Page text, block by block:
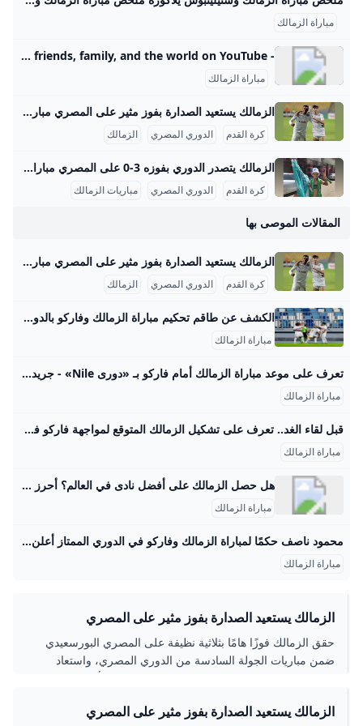
مباراة الزمالك
- YouTube Enjoy the videos and music you love, upload original content, and share it all with friends, family, and the world on YouTube.
مباراة الزمالك
الزمالك يستعيد الصدارة بفوز مثير على المصري مباراة الزمالك أمام المصري البورسعيدي التي أقيمت على ملعب برج العرب بالإسكندرية ضمن الجولة السادسة من الدوري المصري الممتاز كانت مباراة مفصلية وحاسمة في منافسات الدوري هذا الموسم. شهد اللقاء تنافساً قوياً وأداءً فنياً عالياً من الفريقين، حيث دخل الزمالك اللقاء بقوة واضحة، وافتتح التسجيل في الدقيقة 30 عن طريق المهاجم الفلسطيني عدي الدباغ، بعد تلقيه تمريرة عرضية من ناصر ماهر ارتطمت بقدم مدافع المصري قبل أن تسكن الشباك. الزمالك كاد أن يضاعف النتيجة في الدقيقة 40 برأسية من ناصر ماهر التي مرت بجوار القائم، لينتهي الشوط الأول بتقدم الأبيض بهدف نظيف.
كرة القدم الدوري المصري الزمالك
الزمالك يتصدر الدوري بفوزه 3-0 على المصري مباراة الزمالك في الموسم الحالي 2025/2026 تشكل جزءًا مهمًا من رحلة الفريق في المنافسة على عدة بطولات محلية وقارية. في الدوري المصري الممتاز، الزمالك يخوض منافسات قوية، حيث يحتل حتى الآن المركز الثاني برصيد 10 نقاط بعد أن لعب 5 مباريات، حقق الفوز في 3 منها، تعادل في واحدة وخسر أخرى، وسجل 6 أهداف مقابل 3 أهداف دخلت شباكه. هذا الأداء يجعل الفريق قريبًا من صدارة الدوري التي يحتلها فريق المصري بفارق نقطة واحدة فقط، مما يشير إلى تنافس محتدم وقوي لتصدر جدول الترتيب.
كرة القدم الدوري المصري مباريات الزمالك
المقالات الموصى بها
الزمالك يستعيد الصدارة بفوز مثير على المصري مباراة الزمالك أمام المصري البورسعيدي التي أقيمت على ملعب برج العرب بالإسكندرية ضمن الجولة السادسة من الدوري المصري الممتاز كانت مباراة مفصلية وحاسمة في منافسات الدوري هذا الموسم. شهد اللقاء تنافساً قوياً وأداءً فنياً عالياً من الفريقين، حيث دخل الزمالك اللقاء بقوة واضحة، وافتتح التسجيل في الدقيقة 30 عن طريق المهاجم الفلسطيني عدي الدباغ، بعد تلقيه تمريرة عرضية من ناصر ماهر ارتطمت بقدم مدافع المصري قبل أن تسكن الشباك. الزمالك كاد أن يضاعف النتيجة في الدقيقة 40 برأسية من ناصر ماهر التي مرت بجوار القائم، لينتهي الشوط الأول بتقدم الأبيض بهدف نظيف.
كرة القدم الدوري المصري الزمالك
الكشف عن طاقم تحكيم مباراة الزمالك وفاركو بالدوري مصراوى الكشف عن طاقم تحكيم مباراة الزمالك وفاركو بالدوري | مصراوى 01:32 ص الإثنين 25 أغسطس 2025 حكم ساحة: محمود ناصف حكم مساعد أول: شريف عبد الله حكم مساعد ثانٍ: هشام ربيع حكم رابع: محمد عبد العزيز حكم تقنية الفيديو: محمود الدسوقي حكم فيديو مساعد: وليد ناجي ويذكر أن نادي الزمالك يحتل المركز الثاني بجدول ترتيب الدوري المصري، برصيد 7 نقاط جمعهم من 3 مباريات، فيما يأتي فريق فاركو بالمركز الأخير برصيد نقطة وحيدة، من نفس عدد المباريات.
مباراة الزمالك
تعرف على موعد مباراة الزمالك أمام فاركو بـ «دورى Nile» - جريدة الأهالي المصرية كتب أشرف عبد السلامفي 24 أغسطس،25 6:11 م
مباراة الزمالك
قبل لقاء الغد.. تعرف على تشكيل الزمالك المتوقع لمواجهة فاركو فى بطولة الدوري ومن المقرر أن تذاع أحداث مباراة الفريق الأول لكرة القدم بنادي الزمالك مع فاركو عبر قناة أون سبورت ، فى بطولة الدوري المصري. الإثنين 25/أغسطس/2025 - 01:00 م 8/25/2025 1:00:22 PM رياضة نورهان عاطف طباعة تقام مباراة الفريق الأول لكرة القدم بنادي الزمالك مع نظيره فريق فاركو، غداَ الثلاثاء، فى تمام الساعة التاسعة مساءً، ضمن منافسات بطولة الدوري المصري. القناة الناقلة لمباراة الزمالك وفاركو فى بطولة الدوري تحيا مصر، ومن المقرر أن تذاع أحداث مباراة الفريق الأول لكرة القدم بنادي الزمالك مع فاركو عبر قناة" أون سبورت"، فى بطولة الدوري المصري.
مباراة الزمالك
هل حصل الزمالك على أفضل نادى في العالم؟ أحرز فريق كرة القدم بالزمالك لقب أفضل نادٍ في العالم وفق الاتحاد الدولي لتاريخ وإحصاءات كرة القدم (بالإنجليزية: IFFHS) وذلك في فبراير 2003.
مباراة الزمالك
محمود ناصف حكمًا لمباراة الزمالك وفاركو في الدوري الممتاز أعلن الاتحاد المصري لكرة القدم طاقم تحكيم مباراة الزمالك وفاركو في الجولة الرابعة م
مباراة الزمالك
الزمالك يستعيد الصدارة بفوز مثير على المصري
حقق الزمالك فوزًا هامًا بثلاثية نظيفة على المصري البورسعيدي
ضمن مباريات الجولة السادسة من الدوري المصري، واستعاد
الزمالك يستعيد الصدارة بفوز مثير على المصري